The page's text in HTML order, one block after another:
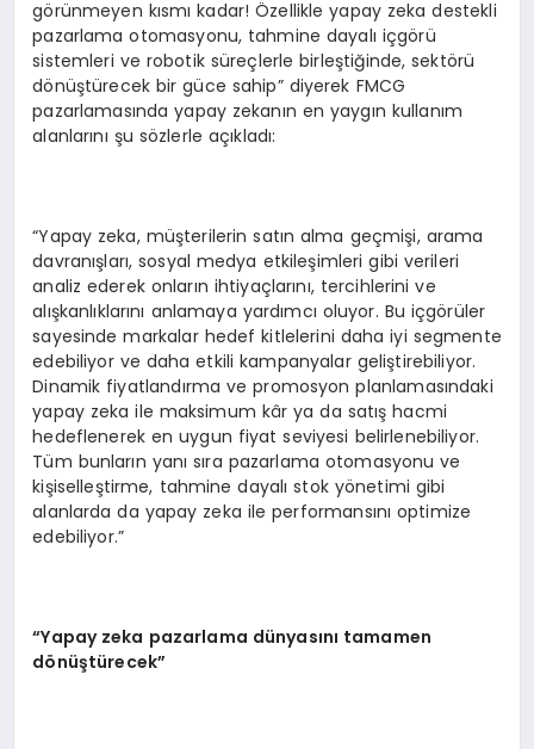
görünmeyen kısmı kadar! Özellikle yapay zeka destekli
pazarlama otomasyonu, tahmine dayalı içgörü
sistemleri ve robotik süreçlerle birleştiğinde, sektörü
dönüştürecek bir güce sahip” diyerek FMCG
pazarlamasında yapay zekanın en yaygın kullanım
alanlarını şu sözlerle açıkladı:
“Yapay zeka, müşterilerin satın alma geçmişi, arama
davranışları, sosyal medya etkileşimleri gibi verileri
analiz ederek onların ihtiyaçlarını, tercihlerini ve
alışkanlıklarını anlamaya yardımcı oluyor. Bu içgörüler
sayesinde markalar hedef kitlelerini daha iyi segmente
edebiliyor ve daha etkili kampanyalar geliştirebiliyor.
Dinamik fiyatlandırma ve promosyon planlamasındaki
yapay zeka ile maksimum kâr ya da satış hacmi
hedeflenerek en uygun fiyat seviyesi belirlenebiliyor.
Tüm bunların yanı sıra pazarlama otomasyonu ve
kişiselleştirme, tahmine dayalı stok yönetimi gibi
alanlarda da yapay zeka ile performansını optimize
edebiliyor.”
“Yapay zeka pazarlama dünyasını tamamen
dönüştürecek”